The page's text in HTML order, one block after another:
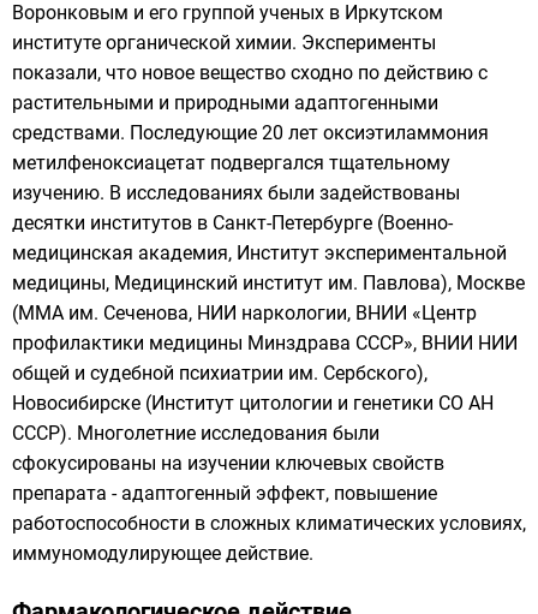
Воронковым и его группой ученых в Иркутском
институте органической химии. Эксперименты
показали, что новое вещество сходно по действию с
растительными и природными адаптогенными
средствами. Последующие 20 лет оксиэтиламмония
метилфеноксиацетат подвергался тщательному
изучению. В исследованиях были задействованы
десятки институтов в Санкт-Петербурге (Военно-
медицинская академия, Институт экспериментальной
медицины, Медицинский институт им. Павлова), Москве
(ММА им. Сеченова, НИИ наркологии, ВНИИ «Центр
профилактики медицины Минздрава СССР», ВНИИ НИИ
общей и судебной психиатрии им. Сербского),
Новосибирске (Институт цитологии и генетики СО АН
СССР). Многолетние исследования были
сфокусированы на изучении ключевых свойств
препарата - адаптогенный эффект, повышение
работоспособности в сложных климатических условиях,
иммуномодулирующее действие.